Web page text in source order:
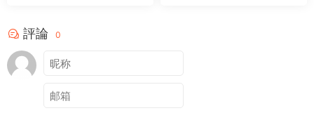
評論 0